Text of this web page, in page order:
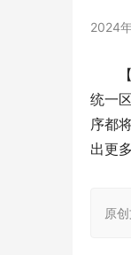
2024
统一
序都
出更
原